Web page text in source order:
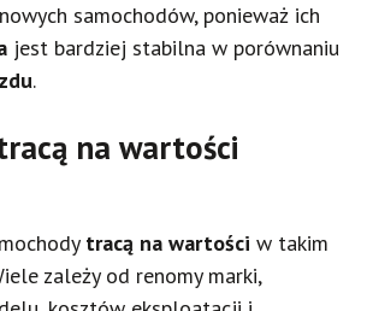
samochodów, ponieważ ich
jest bardziej stabilna w porównaniu
.
na wartości
tracą na wartości w takim
zależy od renomy marki,